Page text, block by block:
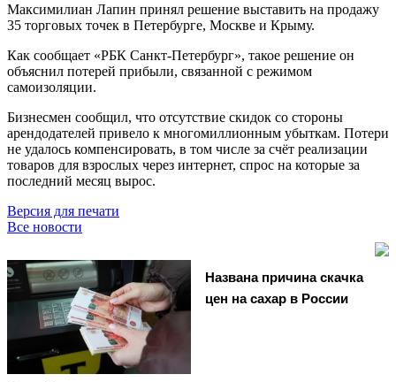
Максимилиан Лапин принял решение выставить на продажу
35 торговых точек в Петербурге, Москве и Крыму.
Как сообщает «РБК Санкт-Петербург», такое решение он
объяснил потерей прибыли, связанной с режимом
самоизоляции.
Бизнесмен сообщил, что отсутствие скидок со стороны
арендодателей привело к многомиллионным убыткам. Потери
не удалось компенсировать, в том числе за счёт реализации
товаров для взрослых через интернет, спрос на которые за
последний месяц вырос.
Версия для печати
Все новости
Названа причина скачка
цен на сахар в России